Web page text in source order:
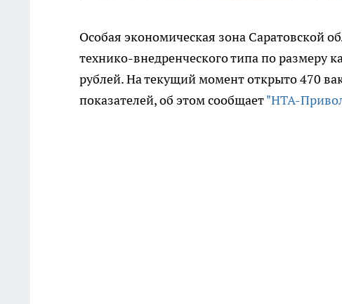
Особая экономическая зона Саратовской
технико-внедренческого типа по размеру
рублей. На текущий момент открыто 470
показателей, об этом сообщает"НТА-